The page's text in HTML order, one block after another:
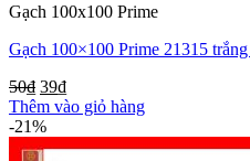
Gạch 100x100 Prime
Gạch 100×100 Prime 21315
50₫ 39₫
Thêm vào giỏ hàng
-21%